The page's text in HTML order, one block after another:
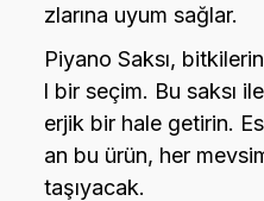
zlarına uyum sağlar.
Piyano Saksı,
l bir seçim. Bu saksı
erjik bir hale getirin.
an bu ürün, her
taşıyacak.